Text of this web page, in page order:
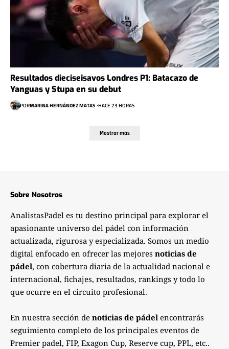
Resultados dieciseisavos Londres P1: Batacazo de
Yanguas y Stupa en su debut
PORMARINA HERNÁNDEZ MATAS HACE 23 HORAS
Mostrar más
Sobre Nosotros
AnalistasPadel es tu destino principal para explorar el
apasionante universo del pádel con información
actualizada, rigurosa y especializada. Somos un medio
digital enfocado en ofrecer las mejores noticias de
pádel, con cobertura diaria de la actualidad nacional e
internacional, fichajes, resultados, rankings y todo lo
que ocurre en el circuito profesional.
En nuestra sección de noticias de pádel encontrarás
seguimiento completo de los principales eventos de
Premier padel, FIP, Exagon Cup, Reserve cup, PPL, etc..